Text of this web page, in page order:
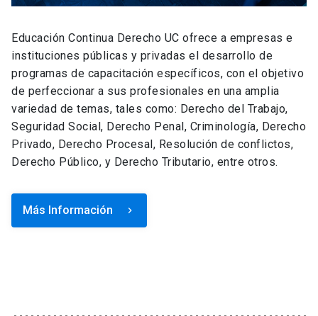
Educación Continua Derecho UC ofrece a empresas e
instituciones públicas y privadas el desarrollo de
programas de capacitación específicos, con el objetivo
de perfeccionar a sus profesionales en una amplia
variedad de temas, tales como: Derecho del Trabajo,
Seguridad Social, Derecho Penal, Criminología, Derecho
Privado, Derecho Procesal, Resolución de conflictos,
Derecho Público, y Derecho Tributario, entre otros.
Más Información keyboard_arrow_right